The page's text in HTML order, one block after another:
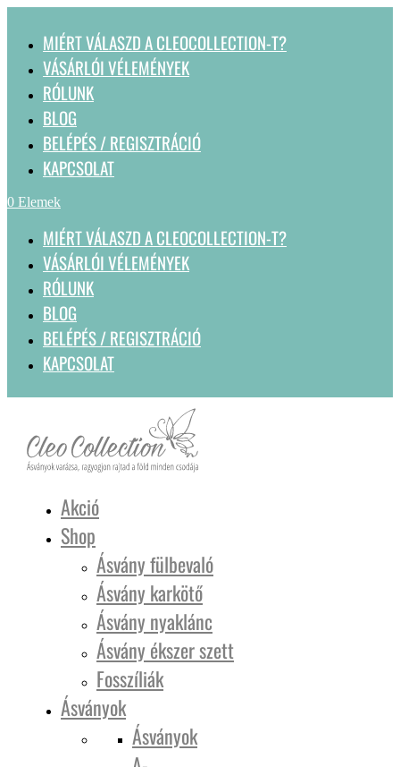
MIÉRT VÁLASZD A CLEOCOLLECTION-T?
VÁSÁRLÓI VÉLEMÉNYEK
RÓLUNK
BLOG
BELÉPÉS / REGISZTRÁCIÓ
KAPCSOLAT
0 Elemek
MIÉRT VÁLASZD A CLEOCOLLECTION-T?
VÁSÁRLÓI VÉLEMÉNYEK
RÓLUNK
BLOG
BELÉPÉS / REGISZTRÁCIÓ
KAPCSOLAT
Akció
Shop
Ásvány fülbevaló
Ásvány karkötő
Ásvány nyaklánc
Ásvány ékszer szett
Fosszíliák
Ásványok
Ásványok